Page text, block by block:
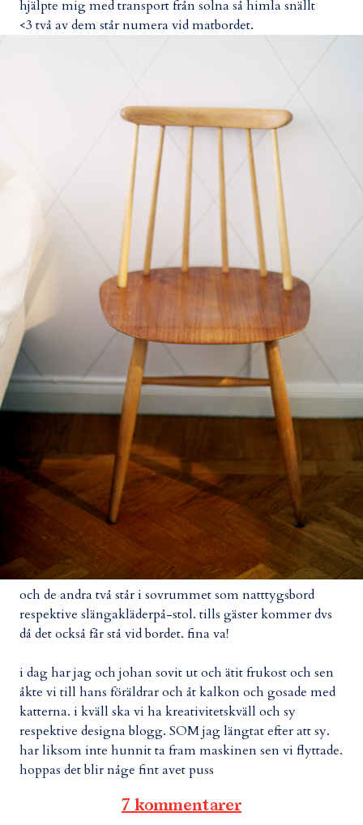
hjälpte mig med transport från solna så himla snällt
<3 två av dem står numera vid matbordet.
och de andra två står i sovrummet som natttygsbord
respektive slängakläderpå-stol. tills gäster kommer dvs
då det också får stå vid bordet. fina va!
i dag har jag och johan sovit ut och ätit frukost och sen
åkte vi till hans föräldrar och åt kalkon och gosade med
katterna. i kväll ska vi ha kreativitetskväll och sy
respektive designa blogg. SOM jag längtat efter att sy.
har liksom inte hunnit ta fram maskinen sen vi flyttade.
hoppas det blir någe fint avet puss
7 kommentarer